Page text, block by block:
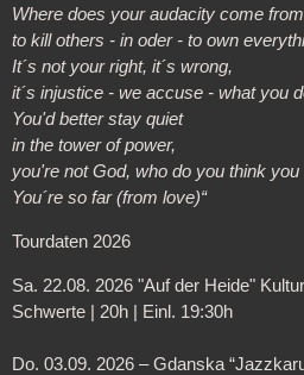
Where does your audacity come
to kill others - in oder - to own
It´s not your right, it´s wrong,
it´s injustice - we accuse - what you
You'd better stay quiet
in the tower of power,
you're not God, who do you think you
You´re so far (from love)“
Tourdaten 2026
Sa. 22.08. 2026 "Auf der Heide"
Schwerte | 20h | Einl. 19:30h
Do. 03.09. 2026 – Gdanska